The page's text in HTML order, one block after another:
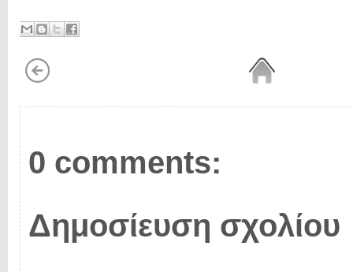
0 comments:
Δημοσίευση σχολίου